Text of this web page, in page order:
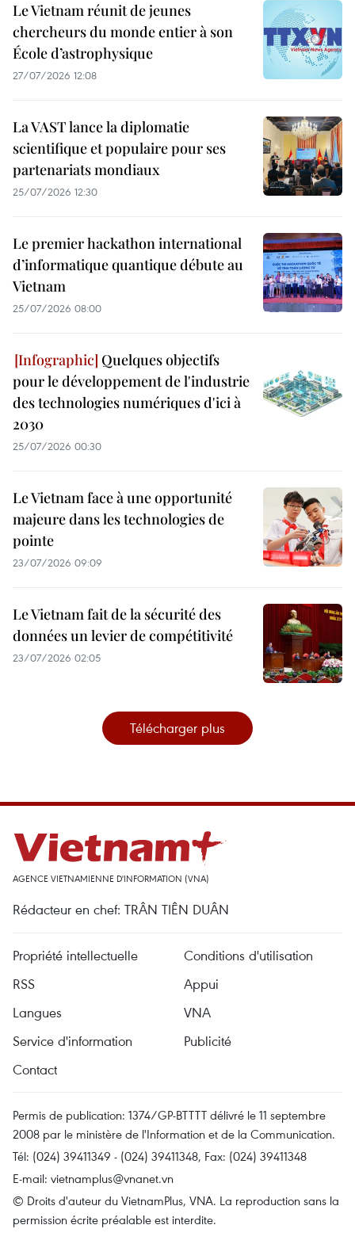
Le Vietnam réunit de jeunes
chercheurs du monde entier à son
École d’astrophysique
27/07/2026 12:08
La VAST lance la diplomatie
scientifique et populaire pour ses
partenariats mondiaux
25/07/2026 12:30
Le premier hackathon international
d’informatique quantique débute au
Vietnam
25/07/2026 08:00
Quelques objectifs
pour le développement de l'industrie
des technologies numériques d'ici à
2030
25/07/2026 00:30
Le Vietnam face à une opportunité
majeure dans les technologies de
pointe
23/07/2026 09:09
Le Vietnam fait de la sécurité des
données un levier de compétitivité
23/07/2026 02:05
Télécharger plus
AGENCE VIETNAMIENNE D'INFORMATION (VNA)
Rédacteur en chef: TRÂN TIÊN DUÂN
Propriété intellectuelle
Conditions d'utilisation
RSS
Appui
Langues
VNA
Service d'information
Publicité
Contact
Permis de publication: 1374/GP-BTTTT délivré le 11 septembre
2008 par le ministère de l'Information et de la Communication.
Tél: (024) 39411349 - (024) 39411348, Fax: (024) 39411348
E-mail: vietnamplus@vnanet.vn
© Droits d'auteur du VietnamPlus, VNA. La reproduction sans la
permission écrite préalable est interdite.